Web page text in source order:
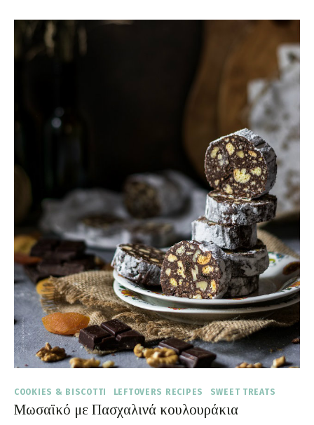
COOKIES & BISCOTTI LEFTOVERS RECIPES SWEET TREATS
Μωσαϊκό με Πασχαλινά κουλουράκια